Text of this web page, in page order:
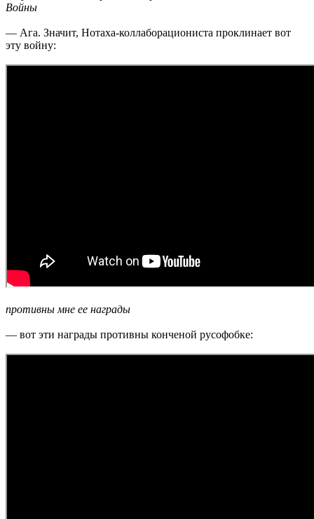
Войны
— Ага. Значит, Нотаха-коллаборациониста проклинает вот
эту войну:
противны мне ее награды
— вот эти награды противны конченой русофобке: